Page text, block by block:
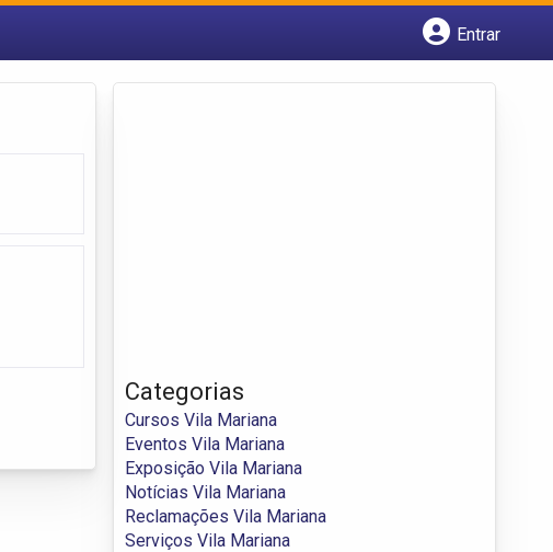
Entrar
Categorias
Cursos Vila Mariana
Eventos Vila Mariana
Exposição Vila Mariana
Notícias Vila Mariana
Reclamações Vila Mariana
Serviços Vila Mariana